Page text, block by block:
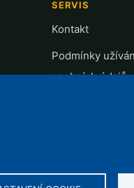
SERVIS
Kontakt
Podmínky
osobních údajů